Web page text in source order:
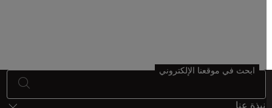
أسفل الصفحة خريطة الموقع
ابحث في موقعنا الإلكتروني
نبذة عنا